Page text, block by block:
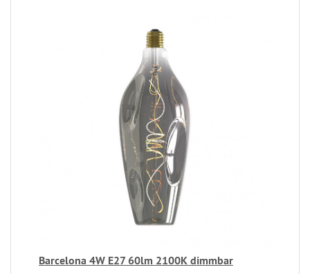
Barcelona 4W E27 60lm 2100K dimmbar